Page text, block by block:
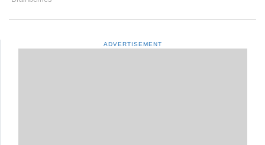
ADVERTISEMENT